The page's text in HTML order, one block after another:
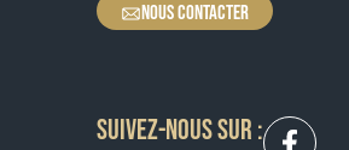
NOUS CONTACTER
SUIVEZ-NOUS SUR :